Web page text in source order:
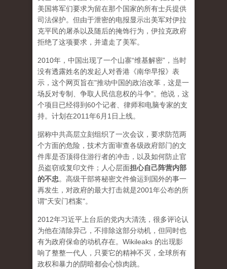
美国将军们要求为留在那个国家的所有士兵提供
司法保护。但由于泄密的电报显示出美军对伊拉
克平民的屠杀以及随后的掩饰行为，伊拉克政府
拒绝了这项要求，并遣走了美军。
2010年，中国出现了一个山寨“维基解密”，当时
没有透露姓名的发起人对香港《南华早报》表
示，这个网页旨在"推动中国的政治改革，这是一
场反对专制、争取人民信息权的斗争"。他说，这
个项目已经得到60个记者、律师和电脑专家的支
持。计划在2011年6月1日上线。
据称中共高层立刻组织了一次会议，要求防范两
个方面的危险，技术方面审查各级政府部门的文
件库是否顶得住游行者的冲击，以及如何防止官
员盗窃或复印文件；人心层面担心自己阵营内部
的不忠。高级干部将秘密文件偷运到国外的事一
再发生，对政府的最大打击就是2001年公布的所
谓"天安门档案"。
2012年习近平上台后的党内大清洗，很多评论认
为他在清除异己，不排除这部分动机，但同时也
有为政府保命的动机存在。Wikileaks 的出现影
响了整整一代人，只要它的精神不灭，全球所有
政权和暴力的阴暗都会心惊肉跳。